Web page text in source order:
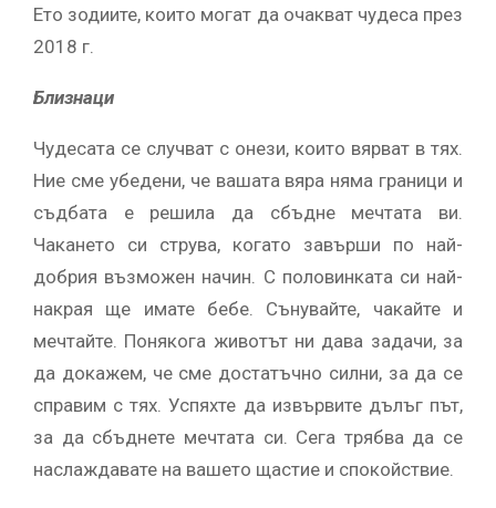
Ето зодиите, които могат да очакват чудеса през
2018 г.
Близнаци
Чудесата се случват с онези, които вярват в тях.
Ние сме убедени, че вашата вяра няма граници и
съдбата е решила да сбъдне мечтата ви.
Чакането си струва, когато завърши по най-
добрия възможен начин. С половинката си най-
накрая ще имате бебе. Сънувайте, чакайте и
мечтайте. Понякога животът ни дава задачи, за
да докажем, че сме достатъчно силни, за да се
справим с тях. Успяхте да извървите дълъг път,
за да сбъднете мечтата си. Сега трябва да се
наслаждавате на вашето щастие и спокойствие.